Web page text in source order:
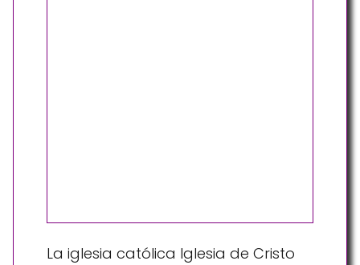
La iglesia católica Iglesia de Cristo